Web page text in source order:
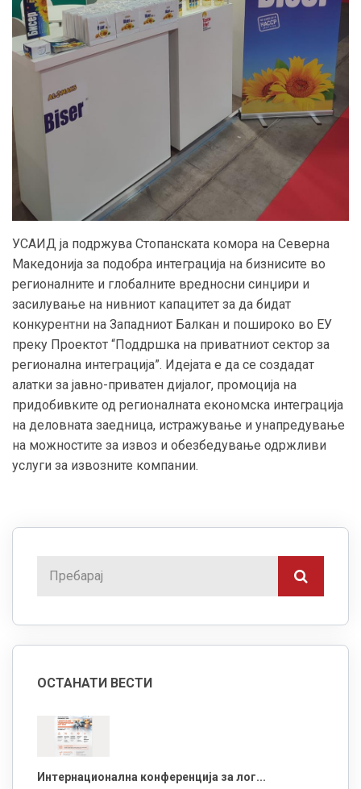
УСАИД ја подржува Стопанската комора на Северна
Македонија за подобра интеграција на бизнисите во
регионалните и глобалните вредносни синџири и
засилување на нивниот капацитет за да бидат
конкурентни на Западниот Балкан и пошироко во ЕУ
преку Проектот “Поддршка на приватниот сектор за
регионална интеграција”. Идејата е да се создадат
алатки за јавно-приватен дијалог, промоција на
придобивките од регионалната економска интеграција
на деловната заедница, истражување и унапредување
на можностите за извоз и обезбедување одржливи
услуги за извозните компании.
ОСТАНАТИ ВЕСТИ
Интернационална конференција за лог...